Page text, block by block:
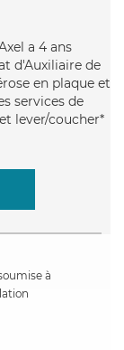
a 4 ans
d'Auxiliaire de
en plaque et
services de
lever/coucher*
à